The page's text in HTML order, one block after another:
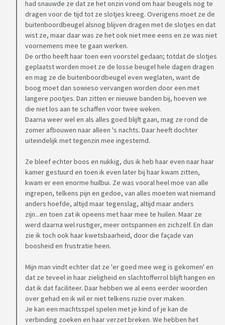
had snauwde ze dat ze het onzin vond om haar beugels nog te
dragen voor de tijd tot ze slotjes kreeg. Overigens moet ze de
buitenboordbeugel alsnog blijven dragen met de slotjes en dat
wist ze, maar daar was ze het ook niet mee eens en ze was niet
voornemens mee te gaan werken.
De ortho heeft haar toen een voorstel gedaan; totdat de slotjes
geplaatst worden moet ze de losse beugel hele dagen dragen
en mag ze de buitenboordbeugel even weglaten, want de
boog moet dan sowieso vervangen worden door een met
langere pootjes. Dan zitten er nieuwe banden bij, hoeven we
die niet los aan te schaffen voor twee weken.
Daarna weer wel en als alles goed blijft gaan, mag ze rond de
zomer afbouwen naar alleen 's nachts. Daar heeft dochter
uiteindelijk met tegenzin mee ingestemd.
Ze bleef echter boos en nukkig, dus ik heb haar even naar haar
kamer gestuurd en toen ik even later bij haar kwam zitten,
kwam er een enorme huilbui. Ze was vooral heel moe van alle
ingrepen, telkens pijn en gedoe, van alles moeten wat niemand
anders hoefde, altijd maar tegenslag, altijd maar anders
zijn...en toen zat ik opeens met haar mee te huilen. Maar ze
werd daarna wel rustiger, meer ontspannen en zichzelf. En dan
zie ik toch ook haar kwetsbaarheid, door die façade van
boosheid en frustratie heen.
Mijn man vindt echter dat ze 'er goed mee weg is gekomen' en
dat ze teveel in haar zieligheid en slachtofferrol blijft hangen en
dat ik dat faciliteer. Daar hebben we al eens eerder woorden
over gehad en ik wil er niet telkens ruzie over maken.
Je kan een machtsspel spelen met je kind of je kan de
verbinding zoeken en haar verzet breken. We hebben het